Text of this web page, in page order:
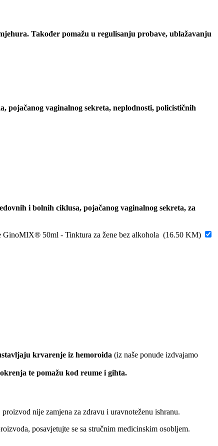
Također pomažu u regulisanju probave, ublažavanju
pojačanog vaginalnog sekreta, neplodnosti, policističnih
i bolnih ciklusa, pojačanog vaginalnog sekreta, za
GinoMIX® 50ml - Tinktura za žene bez alkohola (16.50 KM)
krvarenje iz hemoroida (iz naše ponude izdvajamo
te pomažu kod reume i gihta.
nije zamjena za zdravu i uravnoteženu ishranu.
posavjetujte se sa stručnim medicinskim osobljem.